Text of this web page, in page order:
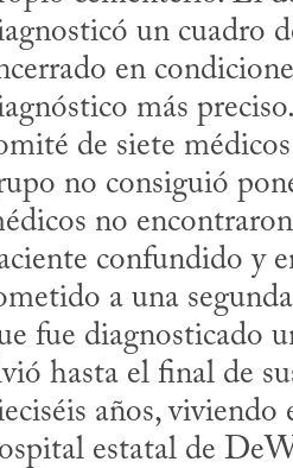
un cuadro
en
más
de siete
no consiguió
no
confundido y
a una segunda
fue diagnosticado
hasta el final de
años,
estatal de